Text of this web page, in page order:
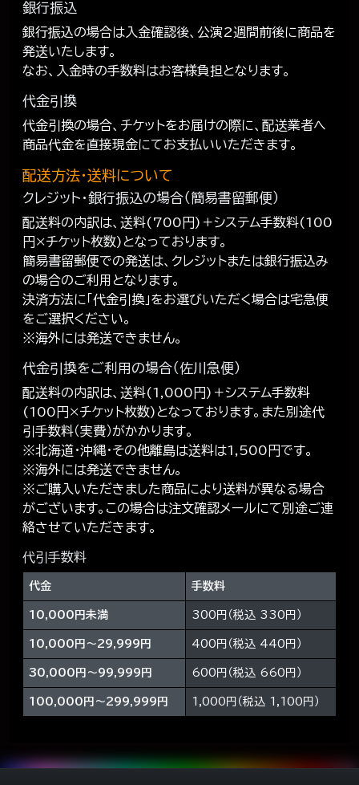
銀行振込
銀行振込の場合は入金確認後、公演2週間前後に商品を
発送いたします。
なお、入金時の手数料はお客様負担となります。
代金引換
代金引換の場合、チケットをお届けの際に、配送業者へ
商品代金を直接現金にてお支払いいただきます。
配送方法・送料について
クレジット・銀行振込の場合（簡易書留郵便）
配送料の内訳は、送料(700円)＋システム手数料(100
円×チケット枚数)となっております。
簡易書留郵便での発送は、クレジットまたは銀行振込み
の場合のご利用となります。
決済方法に「代金引換」をお選びいただく場合は宅急便
をご選択ください。
※海外には発送できません。
代金引換をご利用の場合（佐川急便）
配送料の内訳は、送料(1,000円)＋システム手数料
(100円×チケット枚数)となっております。また別途代
引手数料（実費）がかかります。
※北海道・沖縄・その他離島は送料は1,500円です。
※海外には発送できません。
※ご購入いただきました商品により送料が異なる場合
がございます。この場合は注文確認メールにて別途ご連
絡させていただきます。
代引手数料
代金 手数料
10,000円未満 300円（税込 330円）
10,000円～29,999円 400円（税込 440円）
30,000円～99,999円 600円（税込 660円）
100,000円～299,999円 1,000円（税込 1,100円）